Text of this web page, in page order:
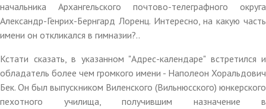
начальника Архангельского почтово-телеграфного округа
Александр-Генрих-Бернгард Лоренц. Интересно, на какую часть
имени он откликался в гимназии?..
Кстати сказать, в указанном "Адрес-календаре" встретился и
обладатель более чем громкого имени - Наполеон Хоральдович
Бек. Он был выпускником Виленского (Вильнюсского) юнкерского
пехотного училища, получившим назначение в